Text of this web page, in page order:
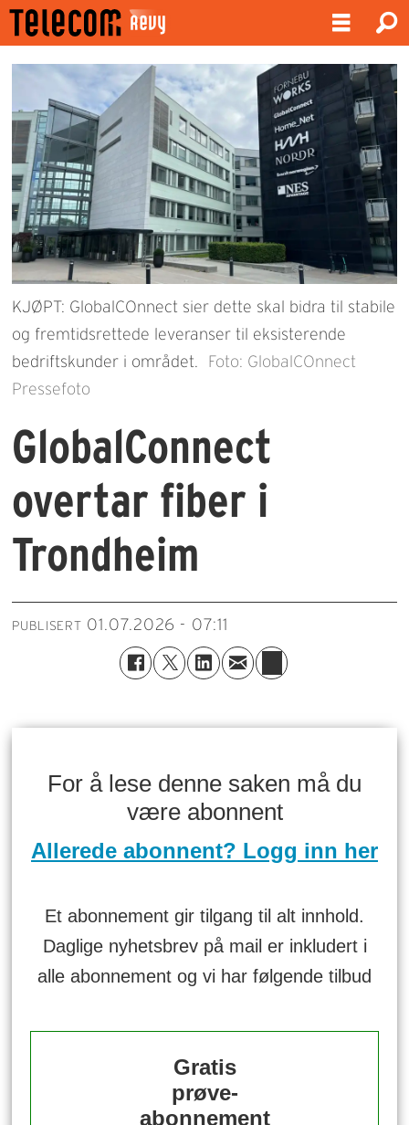
KJØPT: GlobalCOnnect sier dette skal bidra til stabile
og fremtidsrettede leveranser til eksisterende
bedriftskunder i området.
Foto: GlobalCOnnect
Pressefoto
GlobalConnect
overtar fiber i
Trondheim
PUBLISERT 01.07.2026 - 07:11
For å lese denne saken må du
være abonnent
Allerede abonnent? Logg inn her
Et abonnement gir tilgang til alt innhold.
Daglige nyhetsbrev på mail er inkludert i
alle abonnement og vi har følgende tilbud
Gratis
prøve-
abonnement